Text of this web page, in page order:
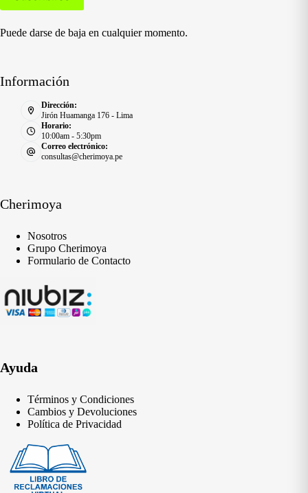
Puede darse de baja en cualquier momento.
Información
Dirección:
Jirón Huamanga 176 - Lima
Horario:
10:00am - 5:30pm
Correo electrónico:
consultas@cherimoya.pe
Cherimoya
Nosotros
Grupo Cherimoya
Formulario de Contacto
Ayuda
Términos y Condiciones
Cambios y Devoluciones
Política de Privacidad